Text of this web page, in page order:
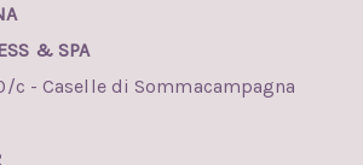
& SPA
c - Caselle di Sommacampagna